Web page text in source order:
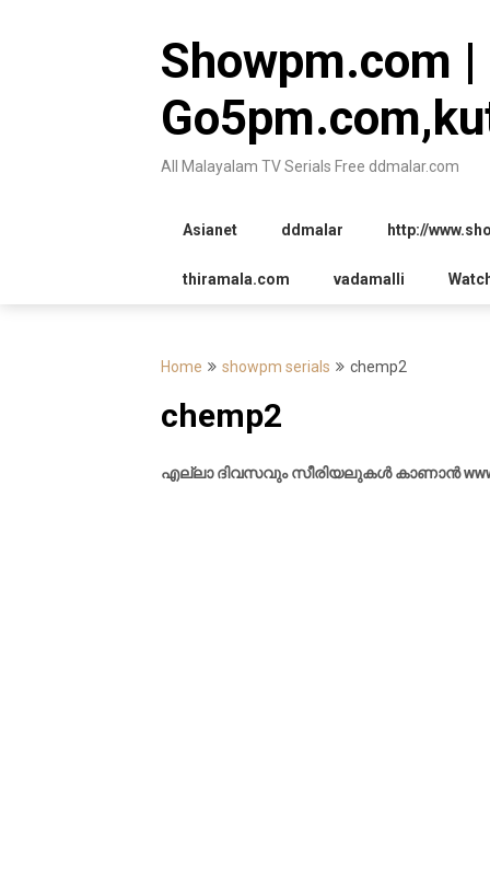
Showpm.com |
All Malayalam TV Serials Free ddmalar.com
Asianet ddmalar http://
thiramala.com vadamalli
Home showpm serials chemp2
chemp2
എല്ലാ ദിവസവും സീരിയലുകൾ കാണാൻ